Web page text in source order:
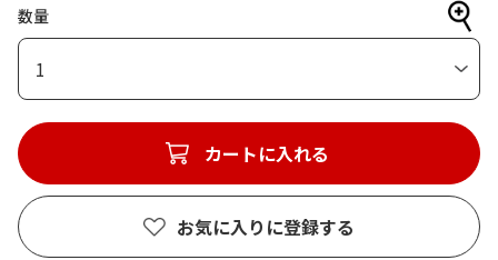
数量
1
カートに入れる
お気に入りに登録する